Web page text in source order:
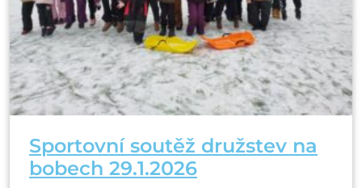
Sportovní soutěž družstev na
bobech 29.1.2026